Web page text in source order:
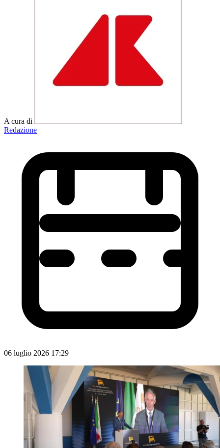
A cura di
Redazione
06 luglio 2026 17:29